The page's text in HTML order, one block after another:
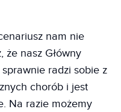
nam nie
że nasz Główny
radzi sobie z
chorób i jest
Na razie możemy